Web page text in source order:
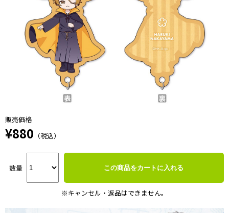
販売価格
¥880 （税込）
数量 この商品をカートに入れる
※キャンセル・返品はできません。